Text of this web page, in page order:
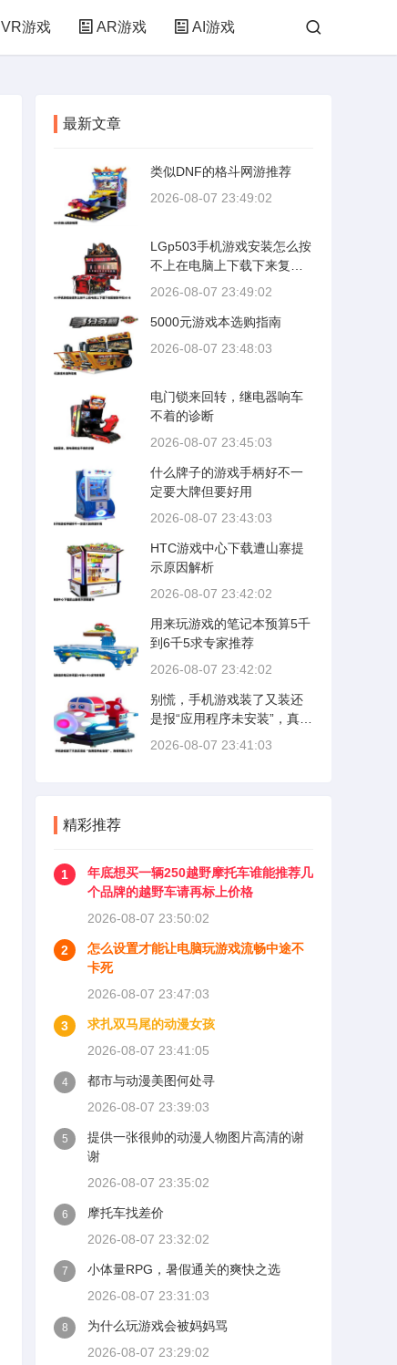
VR游戏 AR游戏 AI游戏
最新文章
类似DNF的格斗网游推荐
2026-08-07 23:49:02
LGp503手机游戏安装怎么按
不上在电脑上下载下来复制
到手机SD卡
2026-08-07 23:49:02
5000元游戏本选购指南
2026-08-07 23:48:03
电门锁来回转，继电器响车
不着的诊断
2026-08-07 23:45:03
什么牌子的游戏手柄好不一
定要大牌但要好用
2026-08-07 23:43:03
HTC游戏中心下载遭山寨提
示原因解析
2026-08-07 23:42:02
用来玩游戏的笔记本预算5千
到6千5求专家推荐
2026-08-07 23:42:02
别慌，手机游戏装了又装还
是报“应用程序未安装”，真相
就那么几个
2026-08-07 23:41:03
精彩推荐
1
年底想买一辆250越野摩托车谁能推荐几
个品牌的越野车请再标上价格
2026-08-07 23:50:02
2
怎么设置才能让电脑玩游戏流畅中途不
卡死
2026-08-07 23:47:03
3
求扎双马尾的动漫女孩
2026-08-07 23:41:05
4
都市与动漫美图何处寻
2026-08-07 23:39:03
5
提供一张很帅的动漫人物图片高清的谢
谢
2026-08-07 23:35:02
6
摩托车找差价
2026-08-07 23:32:02
7
小体量RPG，暑假通关的爽快之选
2026-08-07 23:31:03
8
为什么玩游戏会被妈妈骂
2026-08-07 23:29:02